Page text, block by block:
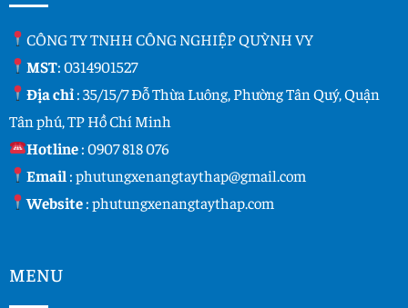
CÔNG TY TNHH CÔNG NGHIỆP QUỲNH VY
MST: 0314901527
Địa chỉ: 35/15/7 Đỗ Thừa Luông, Phường Tân Quý, Quận
Tân phú, TP Hồ Chí Minh
Hotline:0907 818 076
Email :phutungxenangtaythap@gmail.com
Website:phutungxenangtaythap.com
MENU